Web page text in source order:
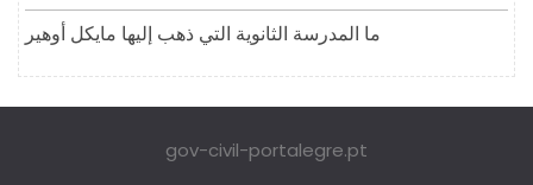
ما المدرسة الثانوية التي ذهب إليها مايكل أوهير
gov-civil-portalegre.pt